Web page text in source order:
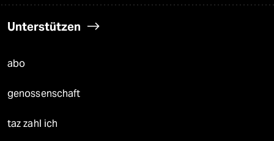
Unterstützen
abo
genossenschaft
taz zahl ich